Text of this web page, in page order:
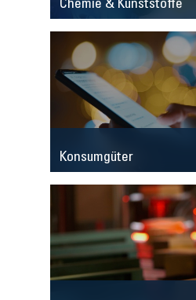
Chemie & Kunststoffe
Konsumgüter